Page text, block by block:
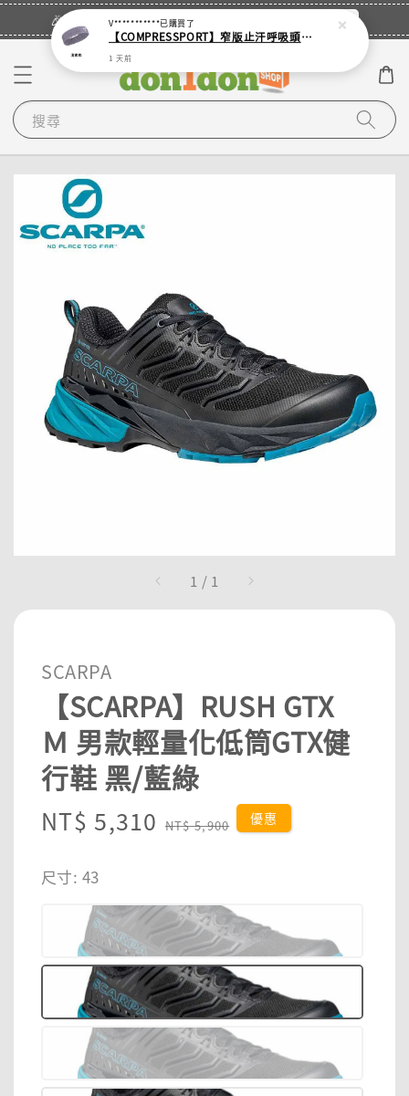
🎉登入會員・領取您的專屬折扣券！ 立即登入
搜尋
1 / 1
SCARPA
【SCARPA】RUSH GTX
Ｍ 男款輕量化低筒GTX健
行鞋 黑/藍綠
Sale
NT$ 5,310 Regular
NT$ 5,900 優惠
尺寸: 43
V***********已購買了
【COMPRESSPORT】窄版止汗呼吸頭帶2.0_【零碼】
1 天前